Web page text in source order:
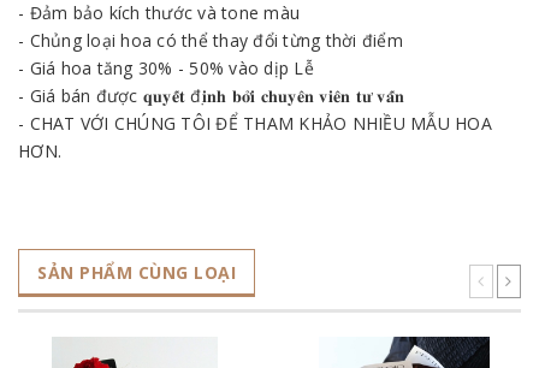
- Đảm bảo kích thước và tone màu
- Chủng loại hoa có thể thay đổi từng thời điểm
- Giá hoa tăng 30% - 50% vào dịp Lễ
- Giá bán được 𝐪𝐮𝐲𝐞̂́𝐭 đ𝐢̣𝐧𝐡 𝐛𝐨̛̉𝐢 𝐜𝐡𝐮𝐲𝐞̂𝐧 𝐯𝐢𝐞̂𝐧 𝐭𝐮̛ 𝐯𝐚̂́𝐧
- CHAT VỚI CHÚNG TÔI ĐỂ THAM KHẢO NHIỀU MẪU HOA
HƠN.
SẢN PHẨM CÙNG LOẠI